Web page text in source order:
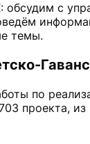
обсудим с
темы.
по
проекта,